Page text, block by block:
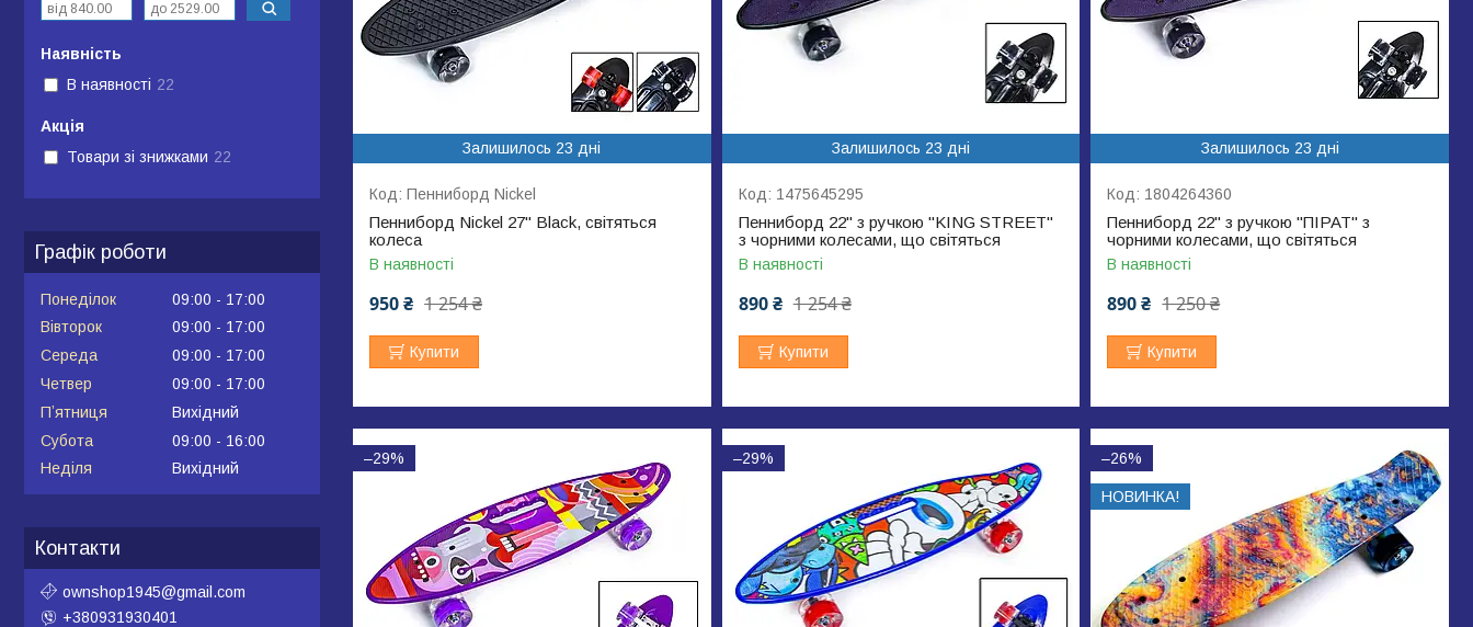
Залишилось 23 дні
Пенниборд Nickel
Пенниборд Nickel 27" Black, світяться
колеса
В наявності
1 254 ₴
950 ₴
Купити
Залишилось 23 дні
1475645295
Пенниборд 22" з ручкою "KING STREET"
з чорними колесами, що світяться
В наявності
1 254 ₴
890 ₴
Купити
Залишилось 23 дні
1804264360
Пенниборд 22" з ручкою "ПІРАТ" з
чорними колесами, що світяться
В наявності
1 250 ₴
890 ₴
Купити
–29% –29% –26%
НОВИНКА!
Наявність
В наявності 22
Акція
Товари зі знижками 22
Графік роботи
Понеділок 09:00
17:00
Вівторок
09:00
17:00
Середа
09:00
17:00
Четвер
09:00
17:00
Пʼятниця
Вихідний
Субота
09:00
16:00
Неділя
Вихідний
Контакти
ownshop1945@gmail.com
+380931930401